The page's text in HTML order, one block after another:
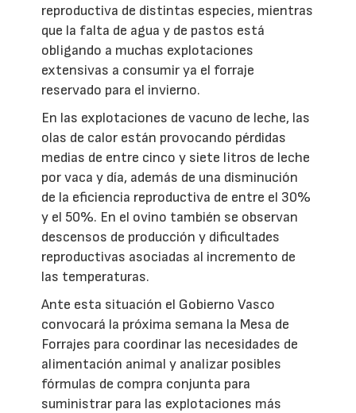
reproductiva de distintas especies, mientras
que la falta de agua y de pastos está
obligando a muchas explotaciones
extensivas a consumir ya el forraje
reservado para el invierno.
En las explotaciones de vacuno de leche, las
olas de calor están provocando pérdidas
medias de entre cinco y siete litros de leche
por vaca y día, además de una disminución
de la eficiencia reproductiva de entre el 30%
y el 50%. En el ovino también se observan
descensos de producción y dificultades
reproductivas asociadas al incremento de
las temperaturas.
Ante esta situación el Gobierno Vasco
convocará la próxima semana la Mesa de
Forrajes para coordinar las necesidades de
alimentación animal y analizar posibles
fórmulas de compra conjunta para
suministrar para las explotaciones más